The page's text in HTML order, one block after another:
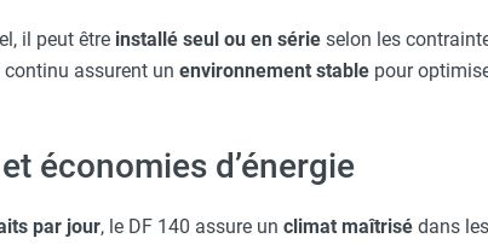
protège-menton Smartguard PE 10H - HUSQVARNA
il peut être installé seul ou en série selon les
assurent un environnement stable pour
économies d’énergie
par jour, le DF 140 assure un climat maîtrisé dans